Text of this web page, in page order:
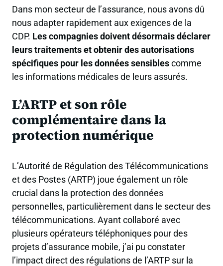
Dans mon secteur de l’assurance, nous avons dû
nous adapter rapidement aux exigences de la
CDP. Les compagnies doivent désormais déclarer
leurs traitements et obtenir des autorisations
spécifiques pour les données sensiblescomme
les informations médicales de leurs assurés.
L’ARTP et son rôle
complémentaire dans la
protection numérique
L’Autorité de Régulation des Télécommunications
et des Postes (ARTP) joue également un rôle
crucial dans la protection des données
personnelles, particulièrement dans le secteur des
télécommunications. Ayant collaboré avec
plusieurs opérateurs téléphoniques pour des
projets d’assurance mobile, j’ai pu constater
l’impact direct des régulations de l’ARTP sur la